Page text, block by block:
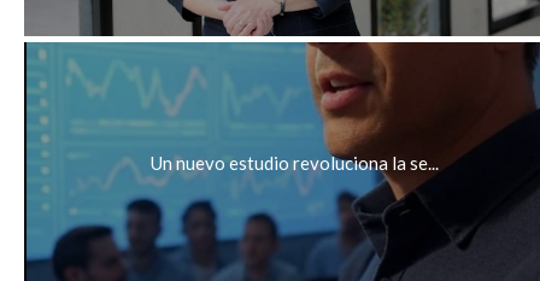
Un nuevo estudio revoluciona la se...